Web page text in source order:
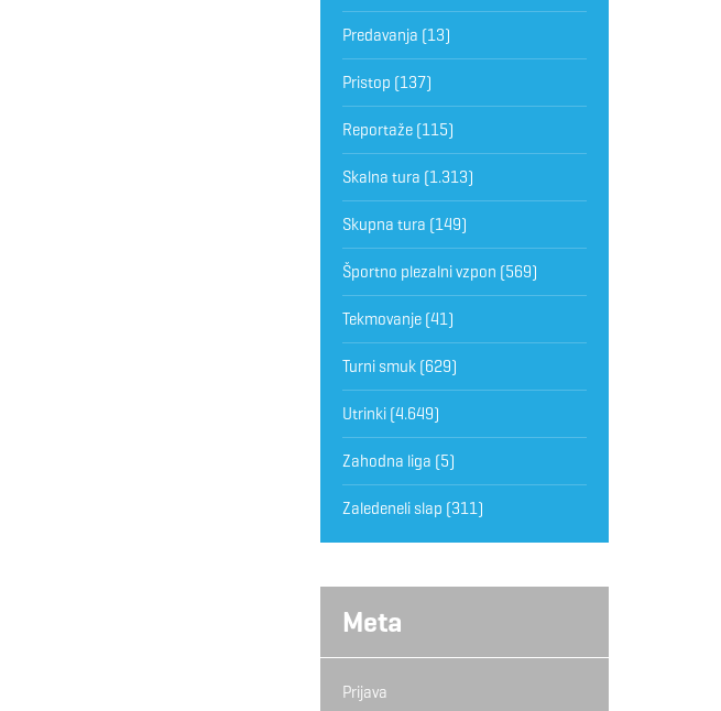
Predavanja (13)
Pristop (137)
Reportaže(115)
Skalna tura (1.313)
Skupna tura (149)
Športno plezalni vzpon (569)
Tekmovanje(41)
Turni smuk(629)
Utrinki(4.649)
Zahodna liga (5)
Zaledeneli slap (311)
Meta
Prijava